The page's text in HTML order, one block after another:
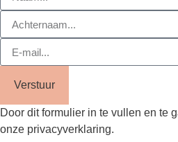
Verstuur
Door dit formulier in te vullen en te
onze privacyverklaring.